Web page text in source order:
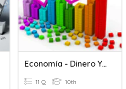
Economía - Dinero Y Medios De Pago (II)
11 Q 10th